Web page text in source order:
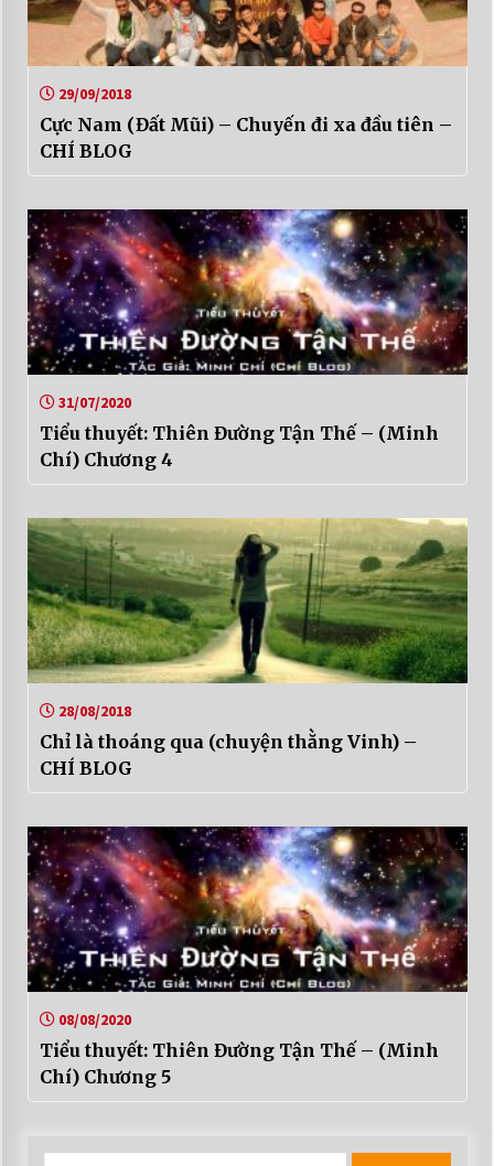
29/09/2018
Cực Nam (Đất Mũi) – Chuyến đi xa đầu tiên –
CHÍ BLOG
31/07/2020
Tiểu thuyết: Thiên Đường Tận Thế – (Minh
Chí) Chương 4
28/08/2018
Chỉ là thoáng qua (chuyện thằng Vinh) –
CHÍ BLOG
08/08/2020
Tiểu thuyết: Thiên Đường Tận Thế – (Minh
Chí) Chương 5